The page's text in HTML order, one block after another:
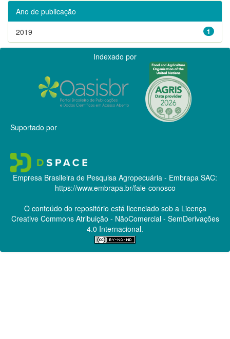
Ano de publicação
1
2019
Indexado por
Suportado por
Empresa Brasileira de Pesquisa Agropecuária - Embrapa SAC:
https://www.embrapa.br/fale-conosco
O conteúdo do repositório está licenciado sob a Licença
Creative CommonsAtribuição - NãoComercial - SemDerivações
4.0 Internacional.